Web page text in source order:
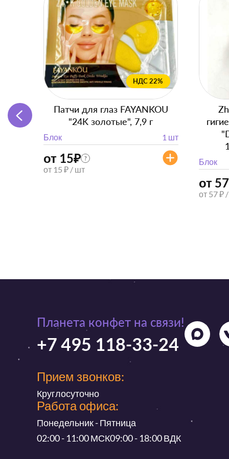
НДС 22%
Патчи для глаз FAYANKOU
"24K золотые", 7,9 г
Блок 1 шт
от 15₽ ?
от 15 ₽ / шт
Блок
от 57
от 57 ₽
Планета конфет на связи!
+7 495 118-33-24
Прием звонков:
Круглосуточно
Работа офиса:
Понедельник - Пятница
02:00 - 11:00 МСК09:00 - 18:00 ВДК